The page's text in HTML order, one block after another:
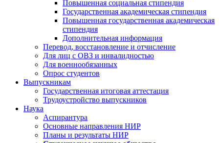
Повышенная социальная стипендия
Государственная академическая стипендия
Повышенная государственная академическая
стипендия
Дополнительная информация
Перевод, восстановление и отчисление
Для лиц с ОВЗ и инвалидностью
Для военнообязанных
Опрос студентов
Выпускникам
Государственная итоговая аттестация
Трудоустройство выпускников
Наука
Аспирантура
Основные направления НИР
Планы и результаты НИР